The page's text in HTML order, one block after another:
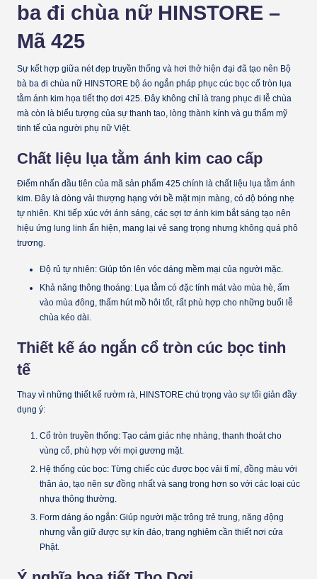
ba đi chùa nữ HINSTORE –
Mã 425
Sự kết hợp giữa nét đẹp truyền thống và hơi thở hiện đại đã tạo nên Bộ
bà ba đi chùa nữ HINSTORE bộ áo ngắn pháp phục cúc bọc cổ tròn lụa
tằm ánh kim họa tiết thọ dơi 425. Đây không chỉ là trang phục đi lễ chùa
mà còn là biểu tượng của sự thanh tao, lòng thành kính và gu thẩm mỹ
tinh tế của người phụ nữ Việt.
Chất liệu lụa tằm ánh kim cao cấp
Điểm nhấn đầu tiên của mã sản phẩm 425 chính là chất liệu lụa tằm ánh
kim. Đây là dòng vải thượng hạng với bề mặt mịn màng, có độ bóng nhẹ
tự nhiên. Khi tiếp xúc với ánh sáng, các sợi tơ ánh kim bắt sáng tạo nên
hiệu ứng lung linh ẩn hiện, mang lại vẻ sang trọng nhưng không quá phô
trương.
Độ rủ tự nhiên: Giúp tôn lên vóc dáng mềm mại của người mặc.
Khả năng thông thoáng: Lụa tằm có đặc tính mát vào mùa hè, ấm
vào mùa đông, thấm hút mồ hôi tốt, rất phù hợp cho những buổi lễ
chùa kéo dài.
Thiết kế áo ngắn cổ tròn cúc bọc tinh
tế
Thay vì những thiết kế rườm rà, HINSTORE chú trọng vào sự tối giản đầy
dụng ý:
Cổ tròn truyền thống: Tạo cảm giác nhẹ nhàng, thanh thoát cho
vùng cổ, phù hợp với mọi gương mặt.
Hệ thống cúc bọc: Từng chiếc cúc được bọc vải tỉ mỉ, đồng màu với
thân áo, tạo nên sự đồng nhất và sang trọng hơn so với các loại cúc
nhựa thông thường.
Form dáng áo ngắn: Giúp người mặc trông trẻ trung, năng động
nhưng vẫn giữ được sự kín đáo, trang nghiêm cần thiết nơi cửa
Phật.